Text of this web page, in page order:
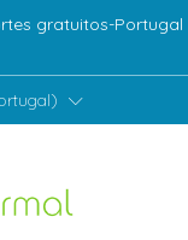
gratuitos-Portugal